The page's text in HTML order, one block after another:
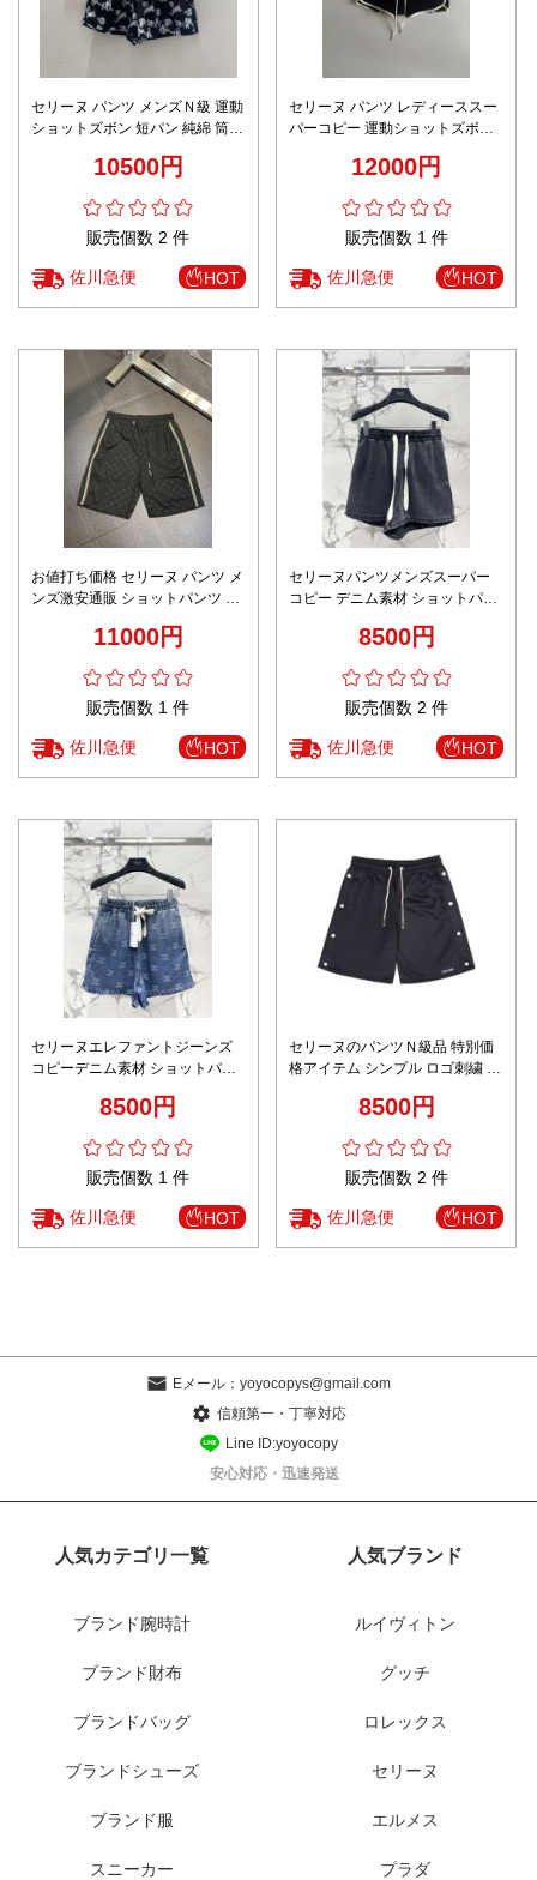
セリーヌ パンツ メンズＮ級 運動
ショットズボン 短パン 純綿 筒形
10500円
販売個数 2 件
佐川急便 HOT
セリーヌ パンツ レディーススー
パーコピー 運動ショットズボン
12000円
販売個数 1 件
佐川急便 HOT
お値打ち価格 セリーヌ パンツ メ
ンズ激安通販 ショットパンツ ビ
11000円
販売個数 1 件
佐川急便 HOT
セリーヌパンツメンズスーパー
コピー デニム素材 ショットパン
8500円
販売個数 2 件
佐川急便 HOT
セリーヌエレファントジーンズ
コピーデニム素材 ショットパン
8500円
販売個数 1 件
佐川急便 HOT
セリーヌのパンツＮ級品 特別価
格アイテム シンプル ロゴ刺繍 ズ
8500円
販売個数 2 件
佐川急便 HOT
Eメール： yoyocopys@gmail.com
信頼第一・丁寧対応
Line ID:yoyocopy
安心対応・迅速発送
人気カテゴリ一覧
ブランド腕時計
ブランド財布
ブランドバッグ
ブランドシューズ
ブランド服
スニーカー
人気ブランド
ルイヴィトン
グッチ
ロレックス
セリーヌ
エルメス
プラダ